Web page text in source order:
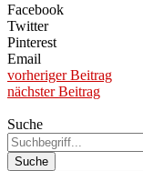
Facebook
Twitter
Pinterest
Email
vorheriger Beitrag
nächster Beitrag
Suche
Suche